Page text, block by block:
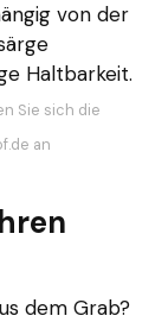
von der
Haltbarkeit.
Sie sich die
an
dem Grab?